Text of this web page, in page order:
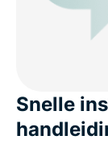
Snelle